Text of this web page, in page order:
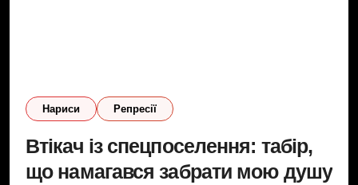
Нариси Репресії
Втікач із спецпоселення: табір,
що намагався забрати мою душу